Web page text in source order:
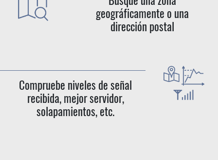
geográficamente o una
dirección postal
Compruebe niveles de señal
recibida, mejor servidor,
solapamientos, etc.